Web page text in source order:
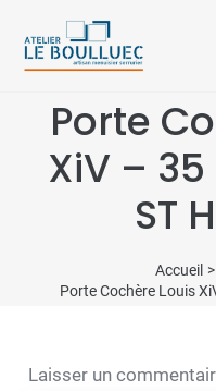
contenu
Porte
XiV – 35
ST
Accueil
Porte Cochère Louis
Laisser un